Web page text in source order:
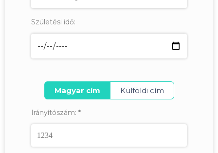
Születési idő:
Magyar cím Külföldi cím
Irányítószám: *